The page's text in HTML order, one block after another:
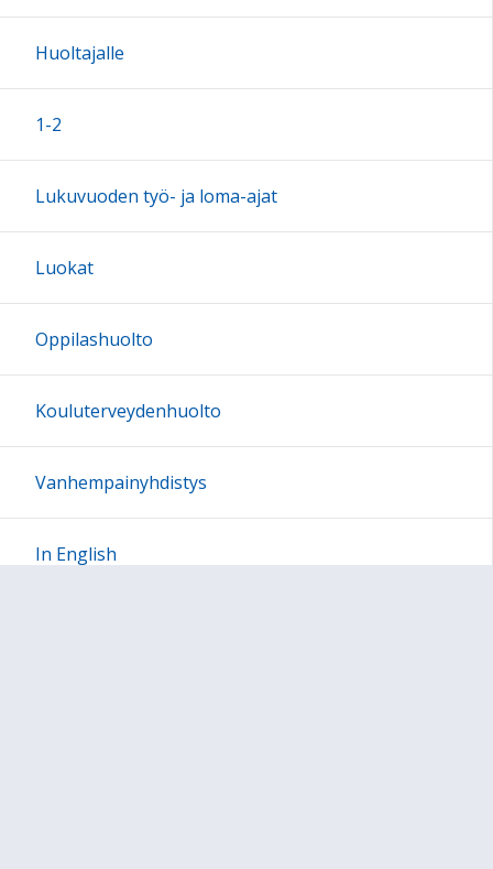
18:00
22:00
23:00
Huoltajalle
1-2
Lukuvuoden työ- ja loma-ajat
Luokat
Oppilashuolto
Kouluterveydenhuolto
Vanhempainyhdistys
In English